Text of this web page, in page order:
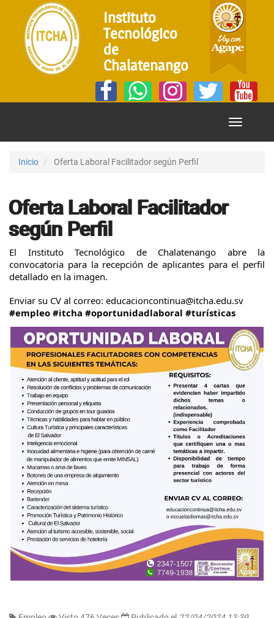
Instituto
Tecnológico
de
Chalatenango
Mostrar
Inicio Oferta Laboral Facilitador según Perfil
Oferta Laboral Facilitador
según Perfil
El Instituto Tecnológico de Chalatenango abre la
convocatoria para la recepción de aplicantes para el perfil
detallado en la imagen.
Enviar su CV al correo: educacioncontinua@itcha.edu.sv
#empleo #itcha #oportunidadlaboral #turísticas